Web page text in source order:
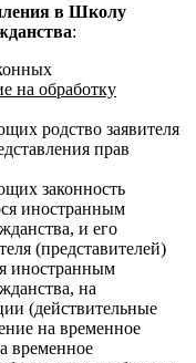
в Школу
:
на обработку
родство заявителя
прав
законность
иностранным
и его
(представителей)
иностранным
на
(действительные
на временное
временное